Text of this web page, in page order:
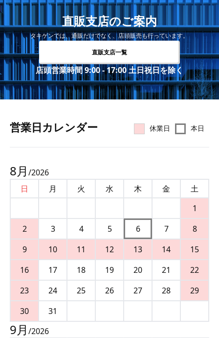
直販支店のご案内
タキゲンでは、通販だけでなく、店頭販売も行っています。
直販支店一覧
店頭営業時間 9:00 - 17:00 土日祝日を除く
営業⽇カレンダー 休業日 本日
8月 /2026
日
月 火 水 木 金
土
1
2
3 4 5 6 7
8
9
10 11 12 13 14
15
16
17 18 19 20 21
22
23
24 25 26 27 28
29
30
31
9月 /2026